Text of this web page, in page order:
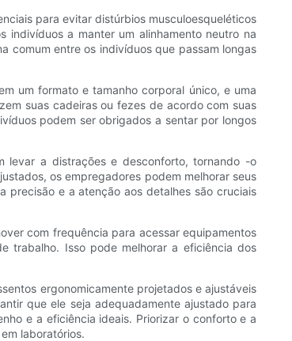
para evitar distúrbios musculoesqueléticos
indivíduos a manter um alinhamento neutro na
comum entre os indivíduos que passam longas
um formato e tamanho corporal único, e uma
suas cadeiras ou fezes de acordo com suas
podem ser obrigados a sentar por longos
levar a distrações e desconforto, tornando -o
os empregadores podem melhorar seus
precisão e a atenção aos detalhes são cruciais
com frequência para acessar equipamentos
trabalho. Isso pode melhorar a eficiência dos
ergonomicamente projetados e ajustáveis
que ele seja adequadamente ajustado para
e a eficiência ideais. Priorizar o conforto e a
laboratórios.